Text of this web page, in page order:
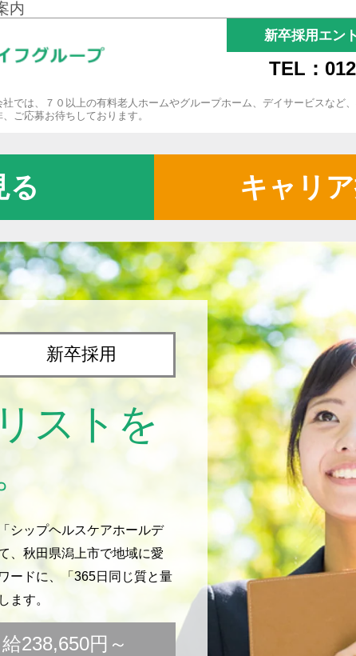
内
新卒採用エン
TEL：
では、７０以上の有料老人ホームやグループホーム、デイサービスなど
ご応募お待ちしております。
る キャリ
新卒採用
ストを
シップヘルスケアホールデ
、秋田県潟上市で地域に愛
ードに、「365日同じ質と量
ます。
238,650円～